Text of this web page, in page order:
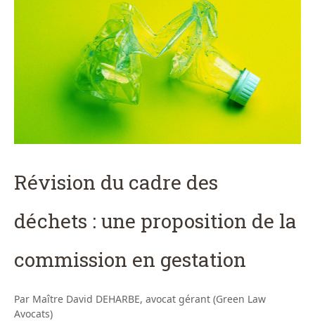
Révision du cadre des
déchets : une proposition de la
commission en gestation
Par Maître David DEHARBE, avocat gérant (Green Law
Avocats)